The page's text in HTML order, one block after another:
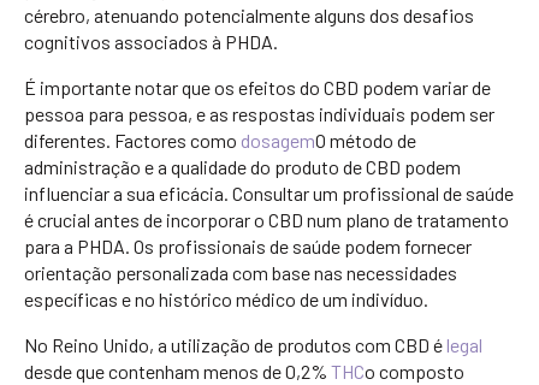
cérebro, atenuando potencialmente alguns dos desafios
cognitivos associados à PHDA.
É importante notar que os efeitos do CBD podem variar de
pessoa para pessoa, e as respostas individuais podem ser
diferentes. Factores como dosagemO método de
administração e a qualidade do produto de CBD podem
influenciar a sua eficácia. Consultar um profissional de saúde
é crucial antes de incorporar o CBD num plano de tratamento
para a PHDA. Os profissionais de saúde podem fornecer
orientação personalizada com base nas necessidades
específicas e no histórico médico de um indivíduo.
No Reino Unido, a utilização de produtos com CBD é legal
desde que contenham menos de 0,2% THCo composto